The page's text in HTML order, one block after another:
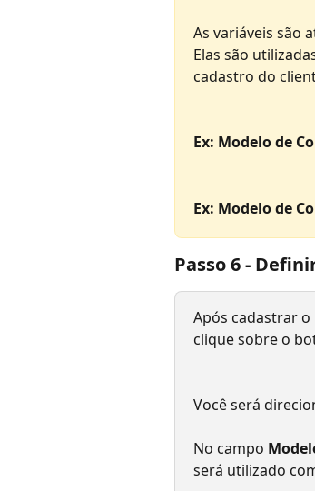
As variáveis são
Elas são
cadastro do
Ex: Modelo de
Ex: Modelo de
Passo 6 -
Após cadastrar
clique sobre o
Você será
No campo
será utilizado